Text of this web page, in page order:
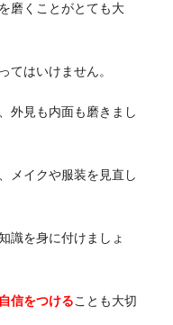
磨くことがとても大
てはいけません。
外見も内面も磨きまし
メイクや服装を見直し
識を身に付けましょ
信をつけることも大切